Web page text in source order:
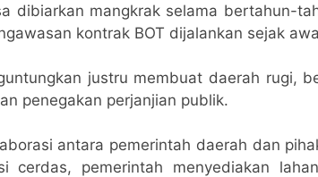
dibiarkan mangkrak selama bertahun-
kontrak BOT dijalankan sejak
justru membuat daerah rugi,
penegakan perjanjian publik.
antara pemerintah daerah dan
cerdas, pemerintah menyediakan